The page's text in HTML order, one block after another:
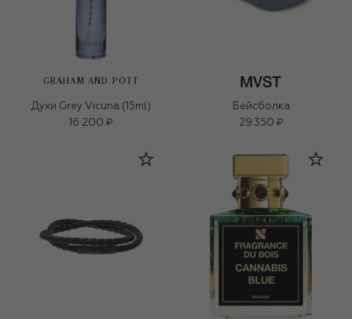
GRAHAM AND POTT
Духи Grey Vicuna (15ml)
16 200 ₽
Бейсболка
29 350 ₽